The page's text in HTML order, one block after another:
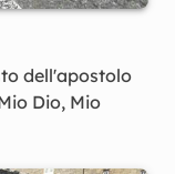
dell'apostolo
Dio, Mio